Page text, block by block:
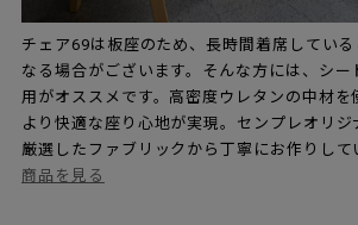
チェア69は板座のため、長時間着席してい
なる場合がございます。そんな方には、シー
用がオススメです。高密度ウレタンの中材を
より快適な座り心地が実現。センプレオリジ
厳選したファブリックから丁寧にお作りして
商品を見る